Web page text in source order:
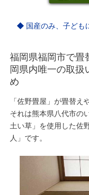
◆ 国産のみ、子ども
福岡県福岡市で畳
岡県内唯一の取扱
め
「佐野畳屋」が畳替え
それは熊本県八代市の
土い草」を使用した佐
人」 です。